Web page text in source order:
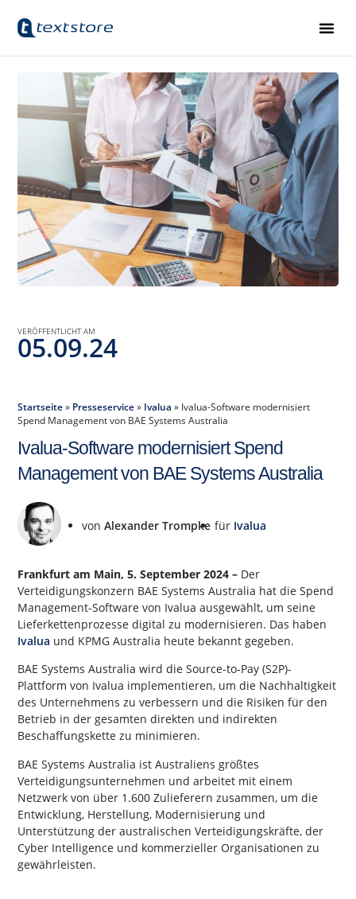
VERÖFFENTLICHT AM
05.09.24
Startseite» Presseservice» Ivalua » Ivalua-Software modernisiert
Spend Management von BAE Systems Australia
Ivalua-Software modernisiert Spend
Management von BAE Systems Australia
vonAlexander Trompke für Ivalua
Frankfurt am Main, 5. September 2024 – Der
Verteidigungskonzern BAE Systems Australia hat die Spend
Management-Software von Ivalua ausgewählt, um seine
Lieferkettenprozesse digital zu modernisieren. Das haben
Ivalua und KPMG Australia heute bekannt gegeben.
BAE Systems Australia wird die Source-to-Pay (S2P)-
Plattform von Ivalua implementieren, um die Nachhaltigkeit
des Unternehmens zu verbessern und die Risiken für den
Betrieb in der gesamten direkten und indirekten
Beschaffungskette zu minimieren.
BAE Systems Australia ist Australiens größtes
Verteidigungsunternehmen und arbeitet mit einem
Netzwerk von über 1.600 Zulieferern zusammen, um die
Entwicklung, Herstellung, Modernisierung und
Unterstützung der australischen Verteidigungskräfte, der
Cyber Intelligence und kommerzieller Organisationen zu
gewährleisten.